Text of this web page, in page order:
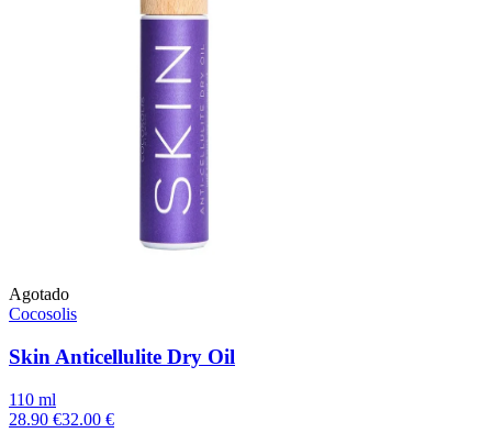
Agotado
Cocosolis
Skin Anticellulite Dry Oil
110 ml
28.90 €32.00 €